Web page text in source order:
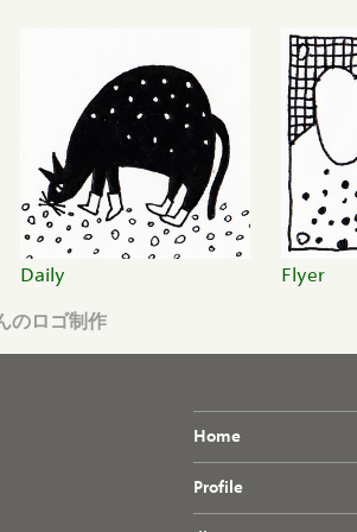
Daily Flyer
ロゴ制作
Home
Profile